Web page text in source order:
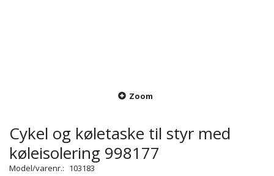
Zoom
Cykel og køletaske til styr med
køleisolering 998177
Model/varenr.: 103183